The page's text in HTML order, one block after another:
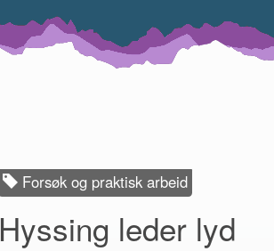
Forsøk og praktisk arbeid
Hyssing leder lyd